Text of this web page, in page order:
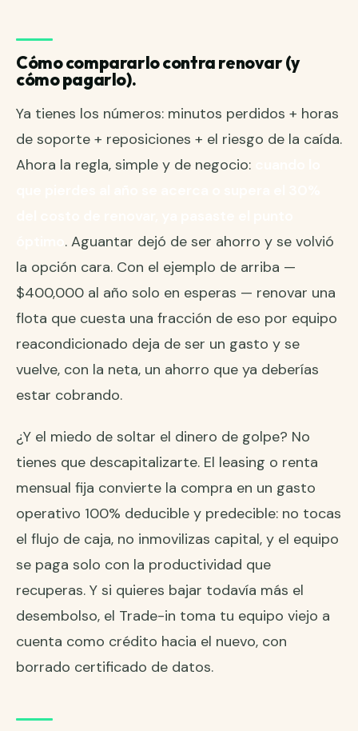
Cómo compararlo contra renovar (y
cómo pagarlo).
Ya tienes los números: minutos perdidos + horas
de soporte + reposiciones + el riesgo de la caída.
Ahora la regla, simple y de negocio:
. Aguantar dejó de ser ahorro y se volvió
la opción cara. Con el ejemplo de arriba —
$400,000 al año solo en esperas — renovar una
flota que cuesta una fracción de eso por equipo
reacondicionado deja de ser un gasto y se
vuelve, con la neta, un ahorro que ya deberías
estar cobrando.
¿Y el miedo de soltar el dinero de golpe? No
tienes que descapitalizarte. El leasing o renta
mensual fija convierte la compra en un gasto
operativo 100% deducible y predecible: no tocas
el flujo de caja, no inmovilizas capital, y el equipo
se paga solo con la productividad que
recuperas. Y si quieres bajar todavía más el
desembolso, el Trade-in toma tu equipo viejo a
cuenta como crédito hacia el nuevo, con
borrado certificado de datos.